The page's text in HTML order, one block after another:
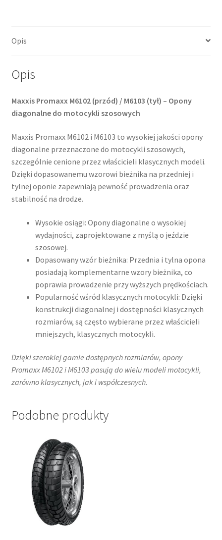
Opis
Opis
Maxxis Promaxx M6102 (przód) / M6103 (tył) – Opony
diagonalne do motocykli szosowych
Maxxis Promaxx M6102 i M6103 to wysokiej jakości opony
diagonalne przeznaczone do motocykli szosowych,
szczególnie cenione przez właścicieli klasycznych modeli.
Dzięki dopasowanemu wzorowi bieżnika na przedniej i
tylnej oponie zapewniają pewność prowadzenia oraz
stabilność na drodze.​
Wysokie osiągi: Opony diagonalne o wysokiej
wydajności, zaprojektowane z myślą o jeździe
szosowej.​
Dopasowany wzór bieżnika: Przednia i tylna opona
posiadają komplementarne wzory bieżnika, co
poprawia prowadzenie przy wyższych prędkościach.​
Popularność wśród klasycznych motocykli: Dzięki
konstrukcji diagonalnej i dostępności klasycznych
rozmiarów, są często wybierane przez właścicieli
mniejszych, klasycznych motocykli.​
Dzięki szerokiej gamie dostępnych rozmiarów, opony
Promaxx M6102 i M6103 pasują do wielu modeli motocykli,
zarówno klasycznych, jak i współczesnych.​
Podobne produkty